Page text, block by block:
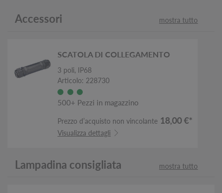
Accessori mostra tutto
SCATOLA DI COLLEGAMENTO
3 poli, IP68
Articolo: 228730
500+ Pezzi in magazzino
Prezzo d’acquisto non vincolante 18,00 €*
Visualizza dettagli
Lampadina consigliata mostra tutto